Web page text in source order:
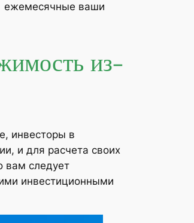
ежемесячные ваши
из-
инвесторы в
и для расчета своих
вам следует
инвестиционными